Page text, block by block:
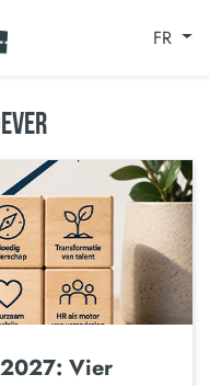
FR
2027: Vier